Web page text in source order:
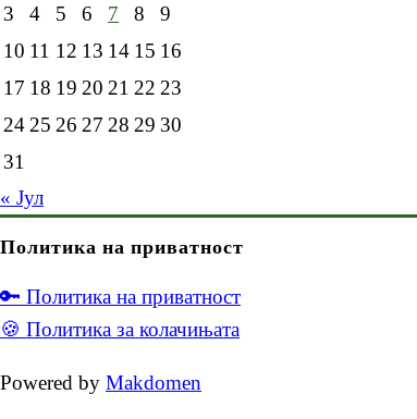
3
4 5 6 7 8
9
10 11 12 13 14 15 16
17 18 19 20 21 22 23
24 25 26 27 28 29 30
31
« Јул
Политика на приватност
🔑 Политика на приватност
🍪 Политика за колачињата
Powered by Makdomen